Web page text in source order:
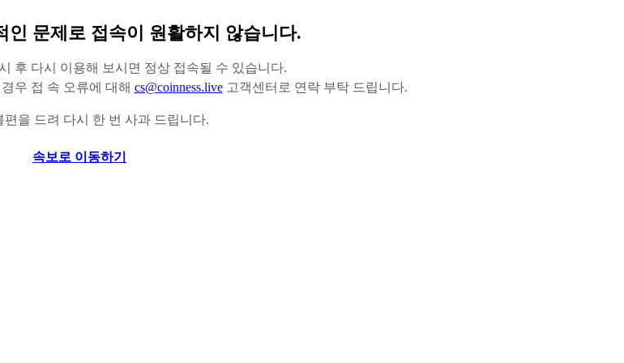
인 문제로 접속이 원활하지 않습니다.
후 다시 이용해 보시면 정상 접속될 수 있습니다.
우 접 속 오류에 대해 cs@coinness.live 고객센터로 연락 부탁 드립니다.
편을 드려 다시 한 번 사과 드립니다.
속보로 이동하기